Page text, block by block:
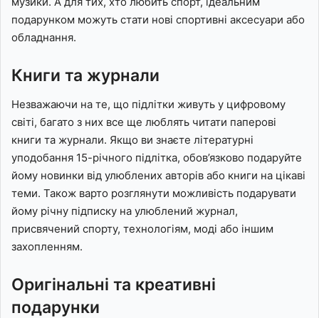
подарунком можуть стати нові спортивні аксесуари або
обладнання.
Книги та журнали
Незважаючи на те, що підлітки живуть у цифровому
світі, багато з них все ще люблять читати паперові
книги та журнали. Якщо ви знаєте літературні
уподобання 15-річного підлітка, обов’язково подаруйте
йому новинки від улюблених авторів або книги на цікаві
теми. Також варто розглянути можливість подарувати
йому річну підписку на улюблений журнал,
присвячений спорту, технологіям, моді або іншим
захопленням.
Оригінальні та креативні
подарунки